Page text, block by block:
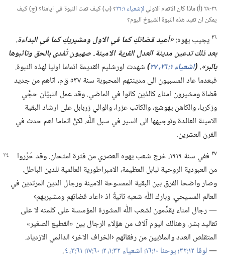
٢٦-‏٢٨ (‏أ)‏ ماذا كان الاتمام الاولي لإشعياء ١:‏٢٦
‏؟‏ (‏ب)‏ كيف تمت النبوة في ايامنا؟‏ (‏ج)‏ كيف
يمكن ان تفيد هذه النبوة الشيوخ اليوم؟‏
٢٦ يجيب يهوه:‏‏«أعيد قضاتكِ كما في الاول ومشيريكِ كما في البداءة.‏
بعد ذلك تدعين مدينة العدل القرية الامينة.‏صهيون تُفدى بالحق وتائبوها
بالبر».‏ (‏اشعياء ١:‏​٢٦،‏ ٢٧ ‏)‏شهدت اورشليم القديمة اتماما اوليا لهذه النبوة.‏
فبعدما عاد المسبيون الى مدينتهم المحبوبة سنة ٥٣٧ ق‌م،‏ اتاهم من جديد
قضاة ومشيرون امناء كالذين كانوا في الماضي.‏ وقد عمل النبيَّان حجَّي
وزكريا،‏ والكاهن يهوشع،‏ والكاتب عزرا،‏ والوالي زربابل على ارشاد البقية
الامينة العائدة وتوجيهها الى السير في سبل اللّٰه.‏ لكنَّ اتماما اهم حدث في
القرن العشرين.‏
٢٧ ففي سنة ١٩١٩،‏ خرج شعب يهوه العصري من فترة امتحان.‏
وقد حُرِّروا
من العبودية الروحية لبابل العظيمة،‏ الامبراطورية العالمية للدين الباطل.‏
وصار واضحا الفرق بين البقية الممسوحة الامينة ورجال الدين المرتدين في
العالم المسيحي.‏ وبارك اللّٰه شعبه ثانيةً اذ ‹اعاد قضاتهم ومشيريهم›
—‏ رجال امناء يقدِّمون لشعب اللّٰه المشورة المؤسسة على كلمته لا على
تقاليد بشر.‏ وهنالك اليوم آلاف من هؤلاء الرجال بين «القطيع الصغير»
المتقلص العدد والملايين من رفقائهم ‹الخراف الاخر› الدائمي الازدياد.‏
—‏لوقا ١٢:‏٣٢؛‏ يوحنا ١٠:‏١٦؛‏ اشعياء ٣٢:‏​١،‏ ٢؛‏ .‏